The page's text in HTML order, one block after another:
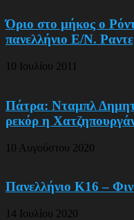
Όριο στο μήκος ο
πανελλήνιο Ε/Ν.
10 Ιουλίου 2011
Πάτρα: Νταμπλ
ρεκόρ η
10 Αυγούστου 2020
Πανελλήνιο Κ16 –
14 Ιουλίου 2020